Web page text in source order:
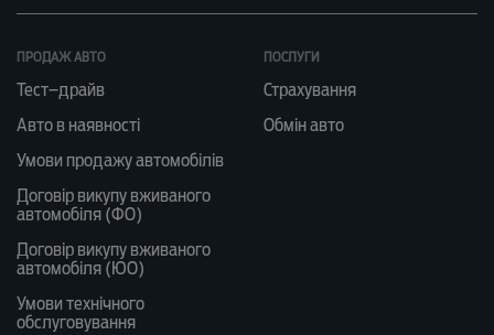
ПРОДАЖ АВТО
Тест–драйв
Авто в наявності
Умови продажу автомобілів
Договір викупу вживаного
автомобіля (ФО)
Договір викупу вживаного
автомобіля (ЮО)
Умови технічного
обслуговування
ПОСЛУГИ
Страхування
Обмін авто